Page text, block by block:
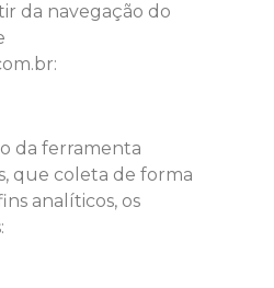
da navegação do
da ferramenta
que coleta de forma
analíticos, os